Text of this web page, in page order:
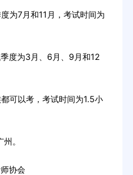
7月和11月，考试时间为
为3月、6月、9月和12
以考，考试时间为1.5小
。
协会